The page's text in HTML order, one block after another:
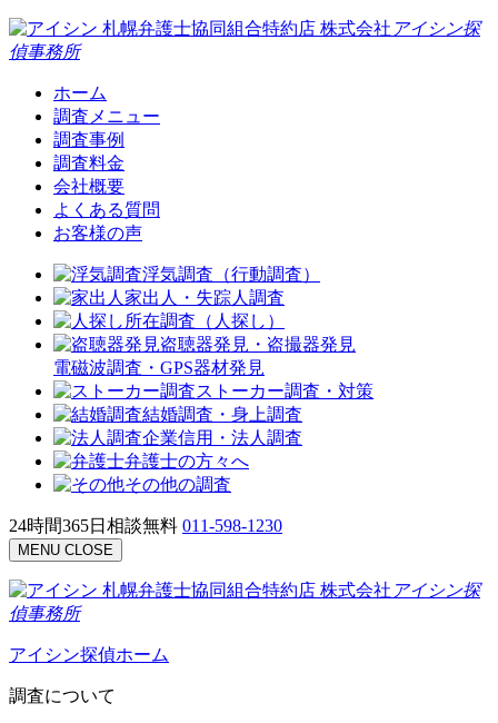
札幌弁護士協同組合特約店 株式会社 アイシン探
偵事務所
ホーム
調査メニュー
調査事例
調査料金
会社概要
よくある質問
お客様の声
浮気調査（行動調査）
家出人・失踪人調査
所在調査（人探し）
盗聴器発見・盗撮器発見
電磁波調査・GPS器材発見
ストーカー調査・対策
結婚調査・身上調査
企業信用・法人調査
弁護士の方々へ
その他の調査
24時間365日相談無料 011-598-1230
MENU CLOSE
札幌弁護士協同組合特約店 株式会社 アイシン探
偵事務所
アイシン探偵ホーム
調査について